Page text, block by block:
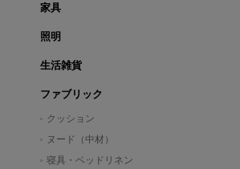
家具
照明
生活雑貨
ファブリック
クッション
ヌード（中材）
寝具・ベッドリネン